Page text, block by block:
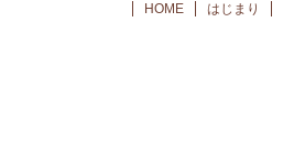
HOME はじまり